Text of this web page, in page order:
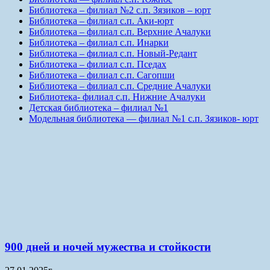
Библиотека – филиал №2 с.п. Зязиков – юрт
Библиотека – филиал с.п. Аки-юрт
Библиотека – филиал с.п. Верхние Ачалуки
Библиотека – филиал с.п. Инарки
Библиотека – филиал с.п. Новый-Редант
Библиотека – филиал с.п. Пседах
Библиотека – филиал с.п. Сагопши
Библиотека – филиал с.п. Средние Ачалуки
Библиотека- филиал с.п. Нижние Ачалуки
Детская библиотека – филиал №1
Модельная библиотека — филиал №1 с.п. Зязиков- юрт
900 дней и ночей мужества и стойкости